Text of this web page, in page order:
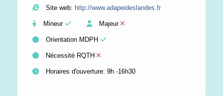
Site web: http://www.adapeideslandes.fr
Mineur Majeur
Orientation MDPH
Nécessité RQTH
Horaires d'ouverture: 9h -16h30